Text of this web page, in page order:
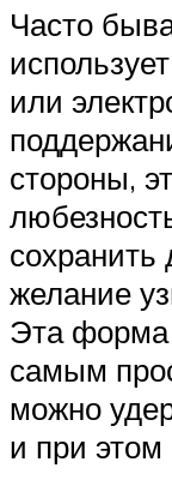
Часто
или
стороны,
желание
Эта форма
самым
можно
и при